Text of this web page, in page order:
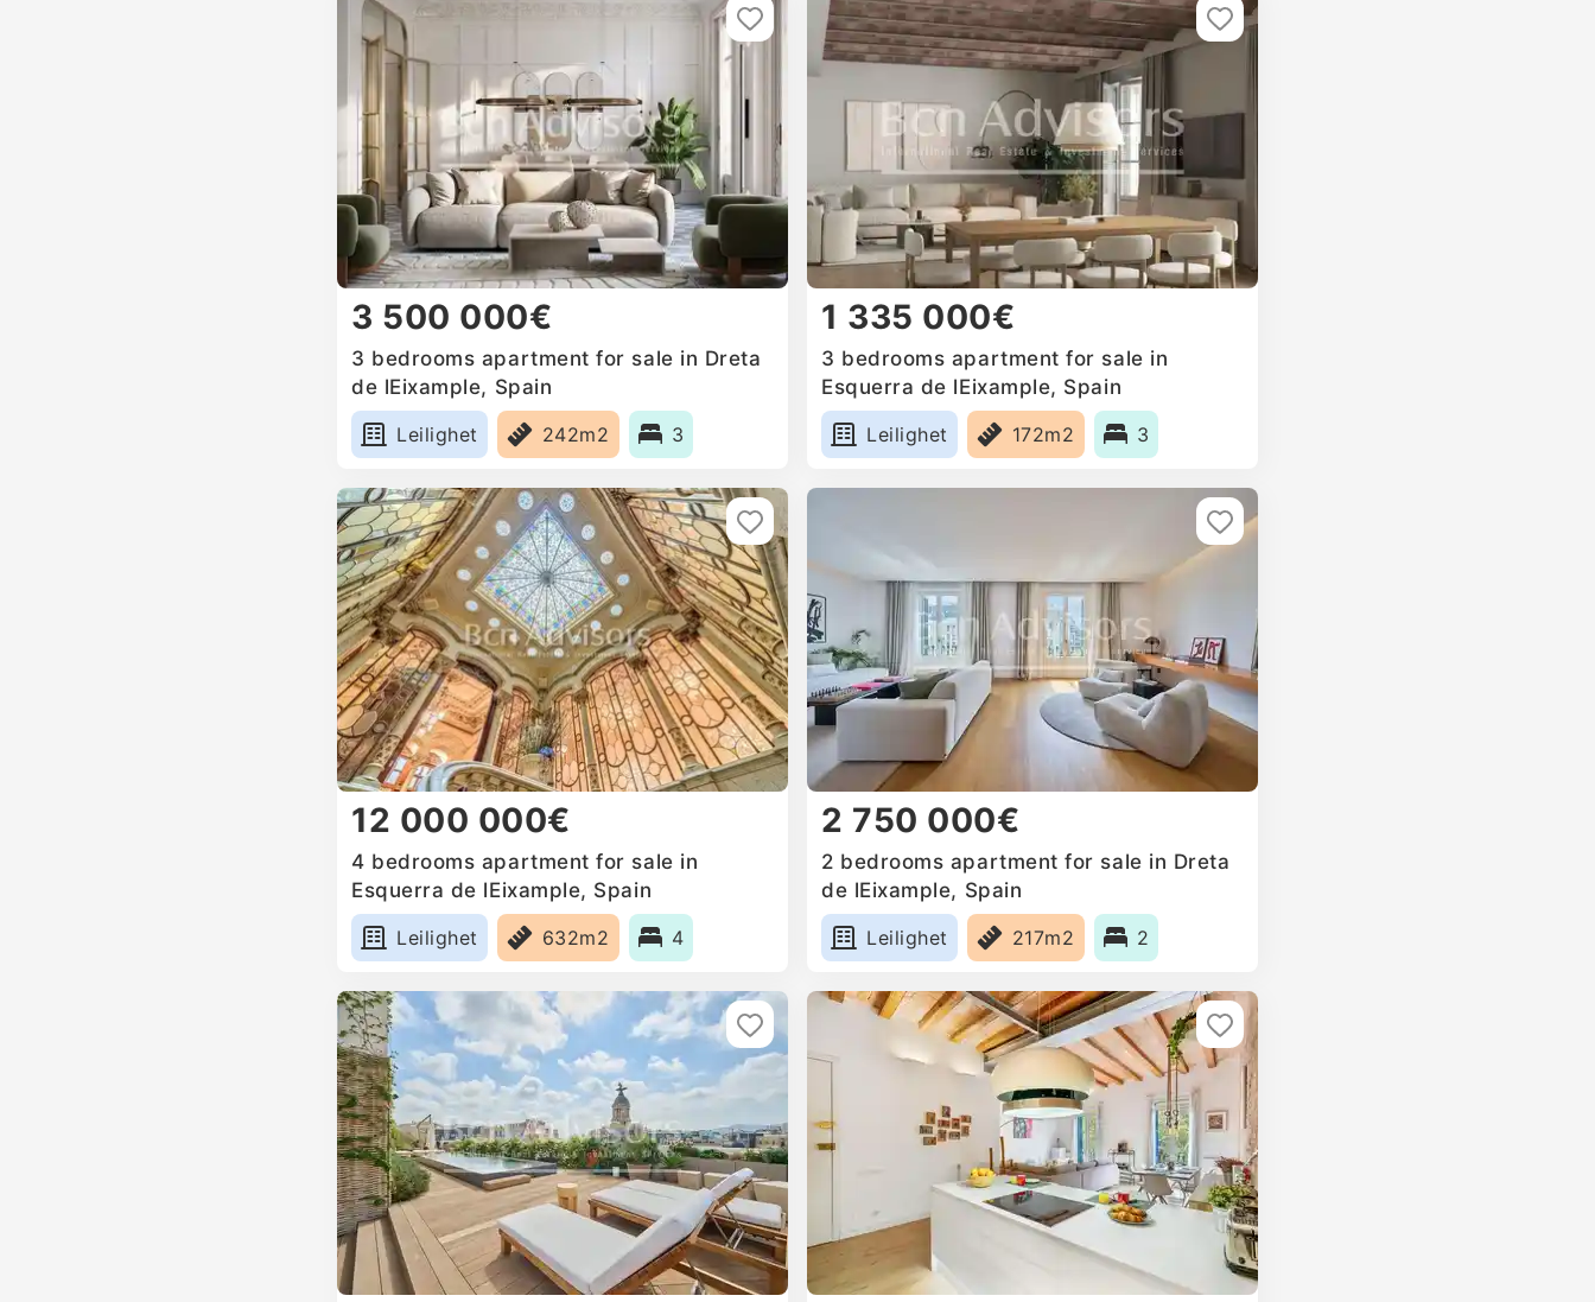
3 500 000€
3 bedrooms apartment for sale in Dreta
de lEixample, Spain
Leilighet
242m2 3
1 335 000€
3 bedrooms apartment for sale in
Esquerra de lEixample, Spain
Leilighet
172m2 3
12 000 000€
4 bedrooms apartment for sale in
Esquerra de lEixample, Spain
Leilighet
632m2 4
2 750 000€
2 bedrooms apartment for sale in Dreta
de lEixample, Spain
Leilighet
217m2 2